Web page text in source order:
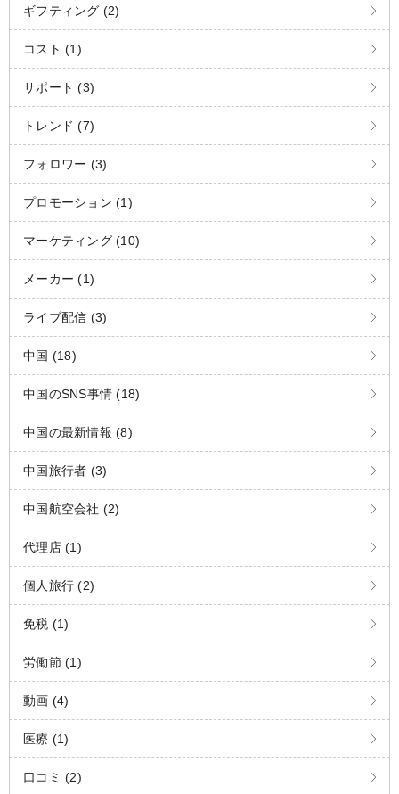
ギフティング (2)
コスト (1)
サポート (3)
トレンド (7)
フォロワー (3)
プロモーション (1)
マーケティング (10)
メーカー (1)
ライブ配信 (3)
中国 (18)
中国のSNS事情 (18)
中国の最新情報 (8)
中国旅行者 (3)
中国航空会社 (2)
代理店 (1)
個人旅行 (2)
免税 (1)
労働節 (1)
動画 (4)
医療 (1)
口コミ (2)